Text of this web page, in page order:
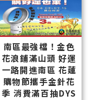
南區最強檔！金色
花浪鋪滿山頭 好運
一路開進南區 花蓮
購物節攜手金針花
季 消費滿百抽DYS